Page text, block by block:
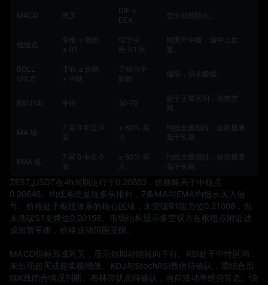
MACD 死叉
DIF <
DEA
空头动能抬头。
枢纽点
中枢 ≤ 现价
≤ R1
位于中
枢‑R1 间
刚离开中枢，偏中上位
置。
BOLL
(20,2)
下轨 ≤ 价格
≤ 中轨
下轨与中
轨间
偏弱，但未极端。
RSI (14) 中性 30‑70
处于正常区间，仍有空
间。
MA 组
7 买 0 中立 0
卖
≥ 80% 买
入
均线全面顺排，短期显著
高于长期。
EMA 组
7 买 0 中立 0
卖
≥ 80% 买
入
均线全面顺排，短期显著
高于长期。
ZEST_USDT在4h周期运行于0.20663，价格略高于中枢点
0.20646。均线系统呈现多头排列，7条MA与EMA均指示买入信
号。价格处于枢纽体系的核心区域，未突破R1阻力位0.21008，也
未跌破S1支撑位0.20158。市场结构显示多空双方在枢纽点附近达
成短暂平衡，价格波动范围受限。
MACD指标形成死叉，显示短期动能转向下行。RSI处于中性区间，
未出现超买或超卖极端值。KDJ与StochRSI数值待确认，需结合后
续K线闭合情况判断。布林带状态待确认，当前波动率维持常态。快